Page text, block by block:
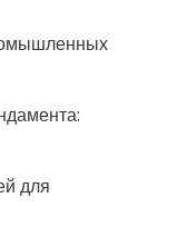
для